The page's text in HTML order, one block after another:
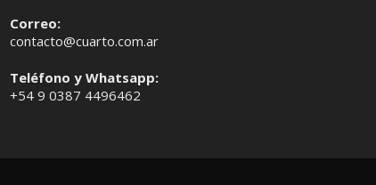
Correo:
contacto@cuarto.com.ar
Teléfono y Whatsapp:
+54 9 0387 4496462